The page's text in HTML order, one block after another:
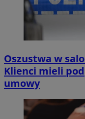
Oszustwa w
Klienci mieli
umowy